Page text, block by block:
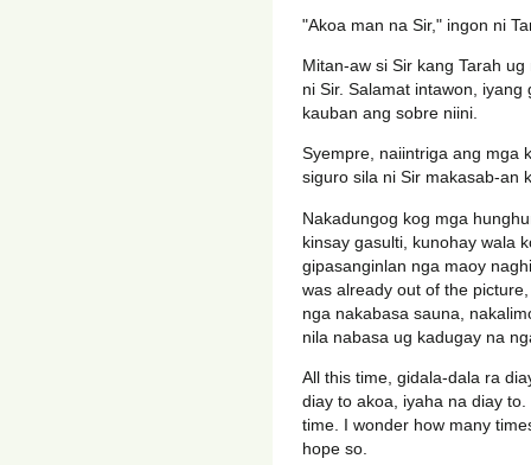
"Akoa man na Sir," ingon ni
Mitan-aw si Sir kang Tarah
ni Sir. Salamat intawon,
kauban ang sobre niini.
Syempre, naiintriga ang mga
siguro sila ni Sir makasab-an
Nakadungog kog mga
kinsay gasulti, kunohay wala
gipasanginlan nga maoy
was already out of the
nga nakabasa sauna,
nila nabasa ug kadugay na
All this time, gidala-dala ra
diay to akoa, iyaha na diay
time. I wonder how many
hope so.